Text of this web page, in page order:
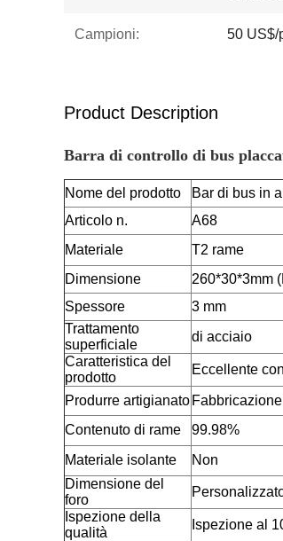
Campioni: 50 US$/
Product Description
Barra di controllo di bus
Nome del prodotto
Bar di bus in
Articolo n.
A68
Materiale
T2 rame
Dimensione
260*30*3mm
Spessore
3 mm
Trattamento
superficiale
di acciaio
Caratteristica del
prodotto
Eccellente
Produrre artigianato
Contenuto di rame
99.98%
Materiale isolante
Non
Dimensione del
foro
Ispezione della
qualità
Ispezione al